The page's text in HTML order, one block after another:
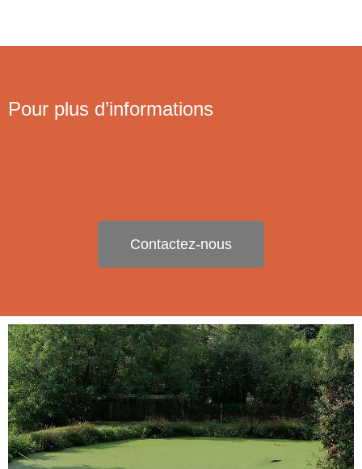
Pour plus d’informations
Contactez-nous